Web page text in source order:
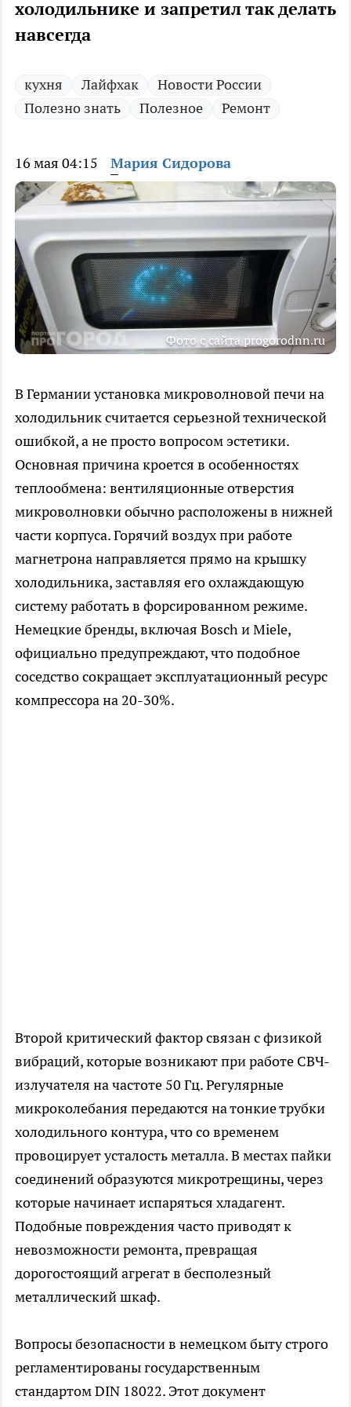
холодильнике и запретил так делать
навсегда
кухня Лайфхак
Новости России
Полезно знать
Полезное Ремонт
16 мая 04:15 Мария Сидорова
Фото с сайта progorodnn.ru
В Германии установка микроволновой печи на
холодильник считается серьезной технической
ошибкой, а не просто вопросом эстетики.
Основная причина кроется в особенностях
теплообмена: вентиляционные отверстия
микроволновки обычно расположены в нижней
части корпуса. Горячий воздух при работе
магнетрона направляется прямо на крышку
холодильника, заставляя его охлаждающую
систему работать в форсированном режиме.
Немецкие бренды, включая Bosch и Miele,
официально предупреждают, что подобное
соседство сокращает эксплуатационный ресурс
компрессора на 20-30%.
Второй критический фактор связан с физикой
вибраций, которые возникают при работе СВЧ-
излучателя на частоте 50 Гц. Регулярные
микроколебания передаются на тонкие трубки
холодильного контура, что со временем
провоцирует усталость металла. В местах пайки
соединений образуются микротрещины, через
которые начинает испаряться хладагент.
Подобные повреждения часто приводят к
невозможности ремонта, превращая
дорогостоящий агрегат в бесполезный
металлический шкаф.
Вопросы безопасности в немецком быту строго
регламентированы государственным
стандартом DIN 18022. Этот документ